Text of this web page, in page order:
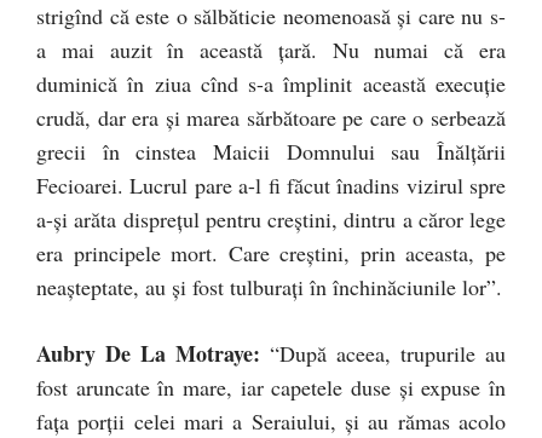
strigînd că este o sălbăticie neomenoasă şi care nu s-
a mai auzit în această ţară. Nu numai că era
duminică în ziua cînd s-a împlinit această execuţie
crudă, dar era şi marea sărbătoare pe care o serbează
grecii în cinstea Maicii Domnului sau Înălţării
Fecioarei. Lucrul pare a-l fi făcut înadins vizirul spre
a-şi arăta dispreţul pentru creştini, dintru a căror lege
era principele mort. Care creştini, prin aceasta, pe
neaşteptate, au şi fost tulburaţi în închinăciunile lor”.
Aubry De La Motraye: “După aceea, trupurile au
fost aruncate în mare, iar capetele duse şi expuse în
faţa porţii celei mari a Seraiului, şi au rămas acolo